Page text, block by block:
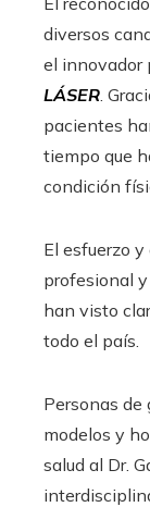
diversos
el innovador
LÁSER .
pacientes
tiempo que
condición
El esfuerzo
profesional y
han visto
todo el país.
Personas de
modelos y
salud al Dr.